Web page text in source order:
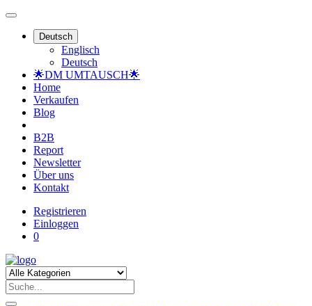
Deutsch
Englisch
Deutsch
🌟DM UMTAUSCH🌟
Home
Verkaufen
Blog
B2B
Report
Newsletter
Über uns
Kontakt
Registrieren
Einloggen
0